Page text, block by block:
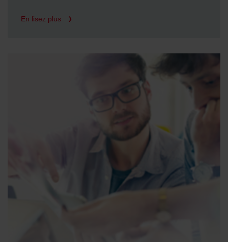
En lisez plus